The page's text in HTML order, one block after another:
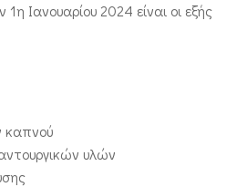
Ιανουαρίου 2024 είναι οι εξής
καπνού
υλών